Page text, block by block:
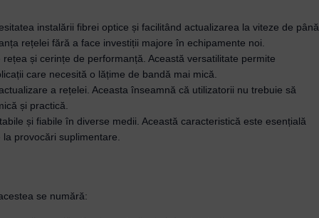
instalării fibrei optice și facilitând actualizarea la viteze de până
rețelei fără a face investiții majore în echipamente noi.
și cerințe de performanță. Această versatilitate permite
care necesită o lățime de bandă mai mică.
a rețelei. Aceasta înseamnă că utilizatorii nu trebuie să
și practică.
și fiabile în diverse medii. Această caracteristică este esențială
provocări suplimentare.
se numără: